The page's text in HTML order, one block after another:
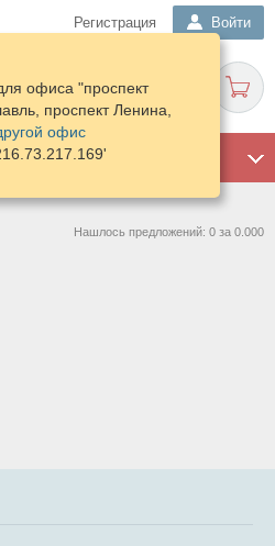
Регистрация Войти
офиса "проспект
проспект Ленина,
офис
Нашлось предложений: 0 за 0.000